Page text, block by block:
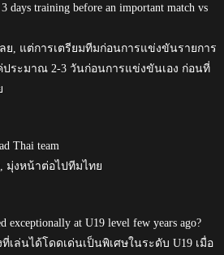
days training before an important match vs
, แต่การเตรียมทีมก่อนการแข่งขันรายการ
ระมาณ 2-3 วันก่อนการแข่งขันเอง ก่อนที่
Thai team
มุ่งหน้าต่อไปทีมไทย
exceptionally at U19 level few years ago?
เล่นได้โดดเด่นเป็นพิเศษในระดับ U19 เมื่อ